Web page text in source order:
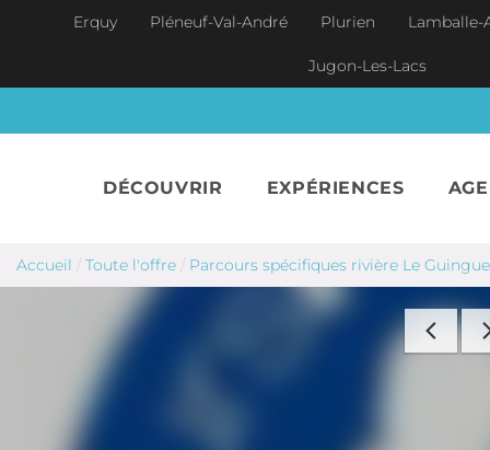
Aller au contenu principal
Erquy Pléneuf-Val-André Plurien Lamballe-
Jugon-Les-Lacs
DÉCOUVRIR EXPÉRIENCES
Accueil / Toute l'offre / Parcours spécifiques rivière Le